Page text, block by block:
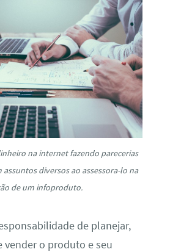
na internet fazendo parecerias
assuntos diversos ao assessora-lo na
de um infoproduto.
de planejar,
vender o produto e seu